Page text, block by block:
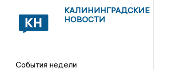
КАЛИНИНГРАДСКИЕ
НОВОСТИ
События недели